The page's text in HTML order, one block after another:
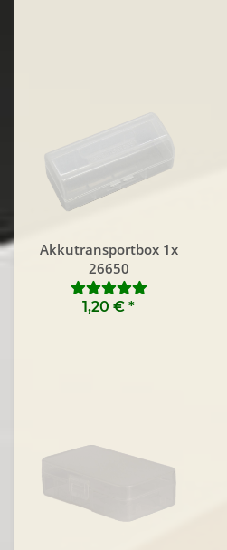
Akkutransportbox 1x
26650
1,20 € *